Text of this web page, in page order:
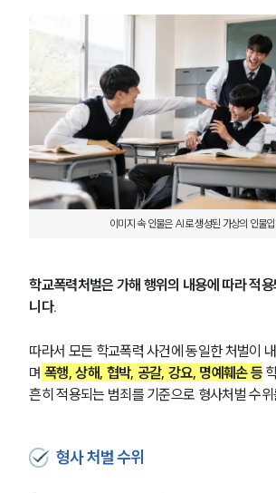
이미지 속 인물은 AI로 생성된 가상의 인물
학교폭력처벌은 가해 행위의 내용에 따라 적
니다.
따라서 모든 학교폭력 사건에 동일한 처벌이
며 폭행, 상해, 협박, 공갈, 강요, 명예훼손 등
흔히 적용되는 범죄를 기준으로 형사처벌 수
형사 처벌 수위